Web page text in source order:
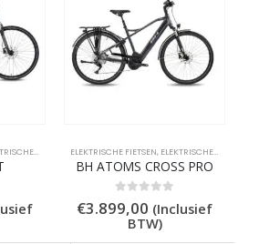
MIDDENMOTORS ,ELEKTRISCHE STADSFIETSEN
ELEKTRISCHE FIETSEN, ELEKTRISCHE TREKKING FIETSEN
BH ATOMS CROSS PRO
0out of 5
€3.899,00 (Inclusief
BTW)